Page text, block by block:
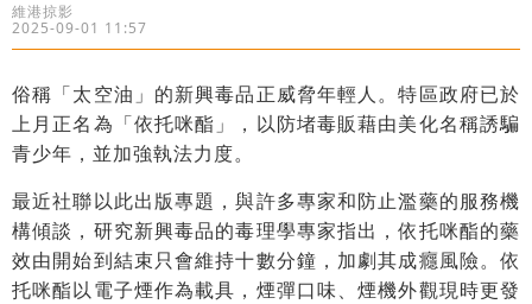
維港掠影
2025-09-01 11:57
俗稱「太空油」的新興毒品正威脅年輕人。特區政府已於
上月正名為「依托咪酯」，以防堵毒販藉由美化名稱誘騙
青少年，並加強執法力度。
最近社聯以此出版專題，與許多專家和防止濫藥的服務機
構傾談，研究新興毒品的毒理學專家指出，依托咪酯的藥
效由開始到結束只會維持十數分鐘，加劇其成癮風險。依
托咪酯以電子煙作為載具，煙彈口味、煙機外觀現時更發